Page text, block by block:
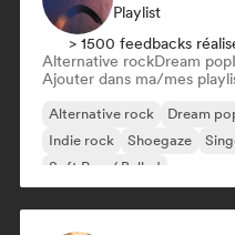
Playlist
> 1500 feedbacks
Alternative rockDream pop
Ajouter dans ma/mes
Alternative rock Dream
Indie rock
Shoegaze
Soft Pop / Ballad